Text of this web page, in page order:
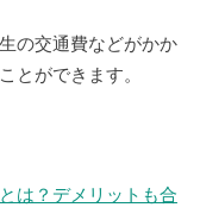
の交通費などがかか
とができます。
は？デメリットも合